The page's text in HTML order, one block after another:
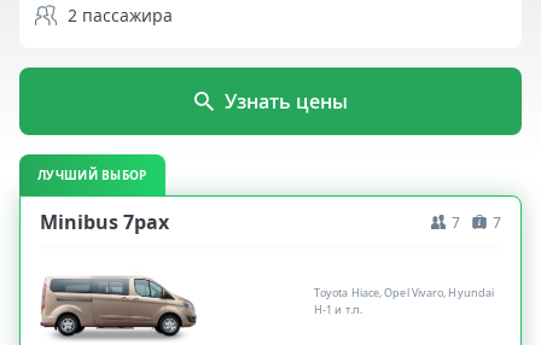
2 пассажира
Узнать цены
ЛУЧШИЙ ВЫБОР
Minibus 7pax 7 7
Toyota Hiace, Opel Vivaro, Hyundai
H-1 и т.п.